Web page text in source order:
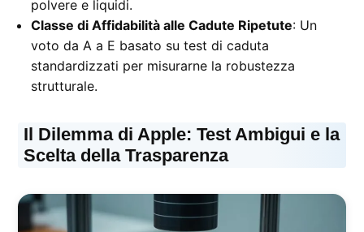
polvere e liquidi.
Classe di Affidabilità alle Cadute Ripetute: Un
voto da A a E basato su test di caduta
standardizzati per misurarne la robustezza
strutturale.
Il Dilemma di Apple: Test Ambigui e la
Scelta della Trasparenza